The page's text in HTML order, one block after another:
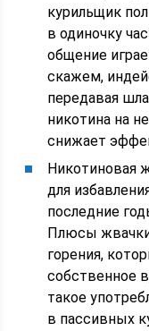
курильщик
в одиночку
общение
скажем,
передавая
никотина на
снижает
Никотиновая
для
последние
Плюсы жвачки
горения,
собственное
такое
в пассивных